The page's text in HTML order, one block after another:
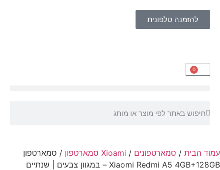
0
להזמנה טלפונית
עמוד הבית / סמארטפונים / Xioami סמארטפון
/ סמארטפון
Xiaomi Redmi A5 4GB+128GB – במגוון צבעים | שנתיים